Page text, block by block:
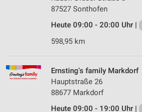
87527 Sonthofen
Heute 09:00 - 20:00 Uhr |
598,95 km
Ernsting's family Markdorf
Hauptstraße 26
88677 Markdorf
Heute 09:00 - 19:00 Uhr |